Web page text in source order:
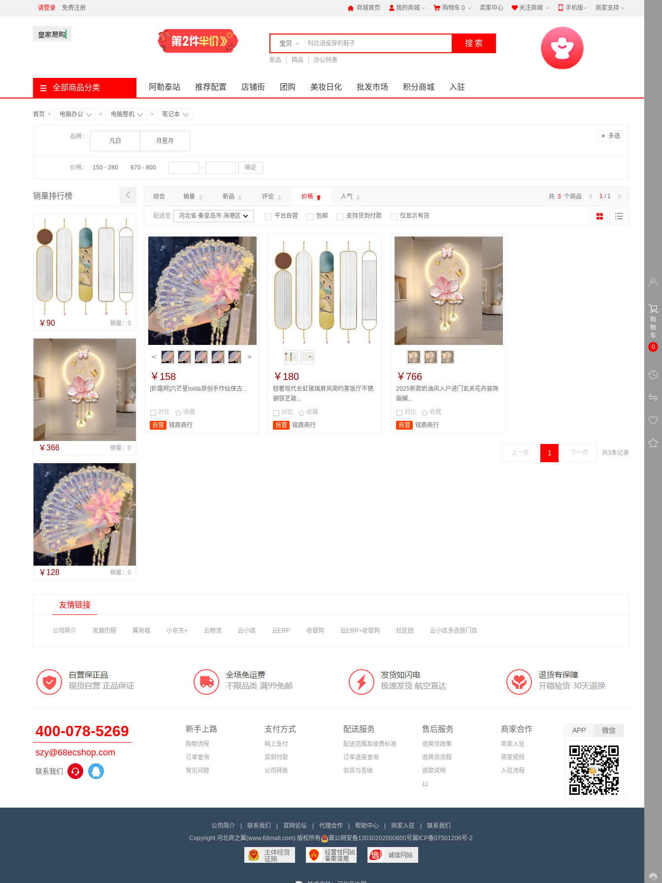
请登录 免费注册  商城首页  我的商城  购物车 0 卖家中心 关注商城 手机版 商家支持
宝贝
店铺
新品 精品 办公特惠
全部商品分类 阿勒泰站 推荐配置 店铺街 团购 美妆日化 批发市场 积分商城 入驻
首页 > 电脑办公 > 电脑整机 > 笔记本
品牌： + 多选
凡白 月星月
价格： 150 - 280 670 - 800 确定
销量排行榜
￥90 销量：0
￥366 销量：0
￥128 销量：0
综合 销量 新品 评论 价格 人气 1 / 1
共 3 个商品
配送至 河北省 秦皇岛市 海港区 平台自营 包邮 支持货到付款 仅显示有货
< >
￥158
[折霜烬]六芒星lolita原创手作仙侠古...
对比  收藏
自营
铭鼎商行
￥180
轻奢现代长虹玻璃屏风简约客饭厅不锈
钢铁艺玻...
对比  收藏
自营
铭鼎商行
￥766
2025新款奶油风入户进门玄关花卉装饰
画蝴...
对比  收藏
自营
铭鼎商行
共3条记录
上一页 1 下一页


购
物
车
0





友情链接
公司简介 发展历程 翼商城 小京东+ 云物流 云小店 云ERP 收银狗 云ERP+收银狗 社区团 云小店多连锁门店
400-078-5269
szy@68ecshop.com
联系我们
新手上路
购物流程
订单查询
常见问题
支付方式
网上支付
货到付款
公司转账
配送服务
配送范围及收费标准
订单进度查询
验货与签收
售后服务
退换货政策
退换货流程
退款说明
11
商家合作
商家入驻
商家规则
入驻流程
APP 微信
公司简介 联系我们 官网论坛 代理合作 帮助中心 商家入驻
联系我们
Copyright 河北商之翼(www.68mall.com) 版权所有
冀公网安备13030202000800号冀ICP备07501206号-2